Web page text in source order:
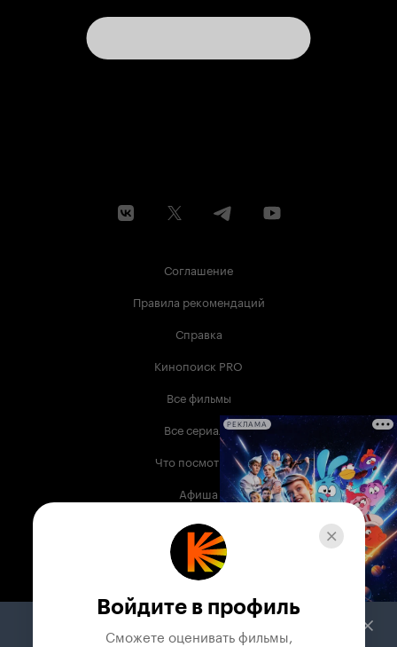
Соглашение
Правила рекомендаций
Справка
Кинопоиск PRO
Все фильмы
Все сериалы
Что посмотреть
Афиша
Музыка
Телепрограмма
Служба поддержки
РЕКЛАМА
Войдите в профиль
Сможете оценивать фильмы,